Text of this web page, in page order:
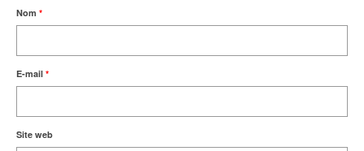
Nom *
E-mail *
Site web